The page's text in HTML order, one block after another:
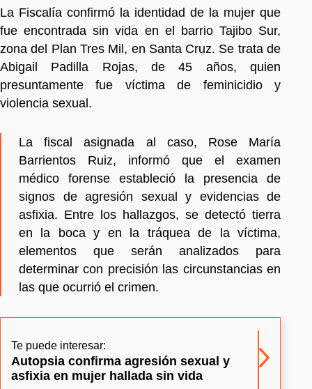
La Fiscalía confirmó la identidad de la mujer que
fue encontrada sin vida en el barrio Tajibo Sur,
zona del Plan Tres Mil, en Santa Cruz. Se trata de
Abigail Padilla Rojas, de 45 años, quien
presuntamente fue víctima de feminicidio y
violencia sexual.
La fiscal asignada al caso, Rose María
Barrientos Ruiz, informó que el examen
médico forense estableció la presencia de
signos de agresión sexual y evidencias de
asfixia. Entre los hallazgos, se detectó tierra
en la boca y en la tráquea de la víctima,
elementos que serán analizados para
determinar con precisión las circunstancias en
las que ocurrió el crimen.
Te puede interesar:
Autopsia confirma agresión sexual y
asfixia en mujer hallada sin vida